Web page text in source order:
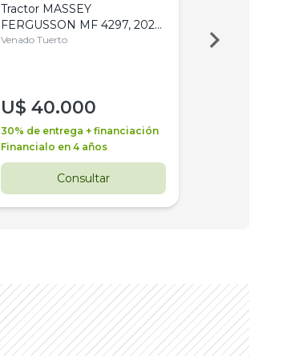
Tractor MASSEY
FERGUSSON MF 4297, 2020,
4WD, PATON
Venado Tuerto
U$ 40.000
30% de entrega + financiación
Financialo en 4 años
Consultar
Venado Tuerto